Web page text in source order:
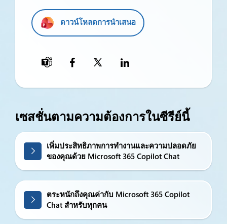
ดาวน์โหลดการนำเสนอ

เซสชั่นตามความต้องการในซีรีย์นี้
เพิ่มประสิทธิภาพการทำงานและความปลอดภัย
ของคุณด้วย Microsoft 365 Copilot Chat
ตระหนักถึงคุณค่ากับ Microsoft 365 Copilot
Chat สำหรับทุกคน